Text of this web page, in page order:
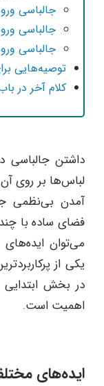
جالباسی
جالباسی
جالباسی‌
توصیه‌هایی
کلام آخر در
داشتن جالباسی
لباس‌ها بر روی
آمدن بی‌نظمی
فضای ساده با
می‌توان ایده‌های
یکی از
در بخش ابتدایی
اهمیت است.
ایده‌های